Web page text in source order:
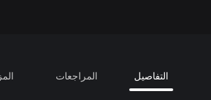
التفاصيل المراجعات